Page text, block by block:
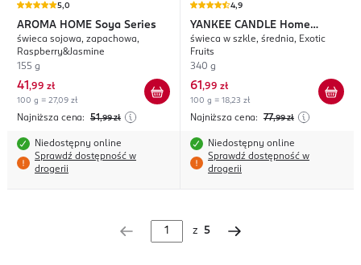
5,0
AROMA HOME Soya Series
świeca sojowa, zapachowa,
Raspberry&Jasmine
155 g
41 ,99 zł
100 g = 27,09 zł
Najniższa cena: 51,99 zł
Niedostępny online
Sprawdź dostępność w
drogerii
4,9
YANKEE CANDLE Home
Inspiration
świeca w szkle, średnia, Exotic
Fruits
340 g
61 ,99 zł
100 g = 18,23 zł
Najniższa cena: 77,99 zł
Niedostępny online
Sprawdź dostępność w
drogerii
z 5